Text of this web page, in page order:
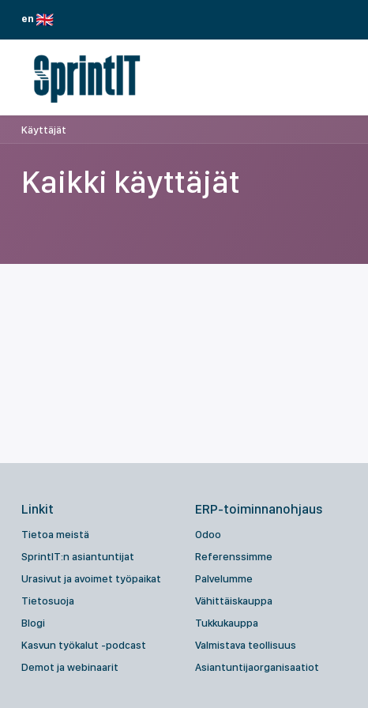
en
Käyttäjät
Kaikki käyttäjät
Linkit
Tietoa meistä
SprintIT:n asiantuntijat
Urasivut ja avoimet työpaikat
Tietosuoja
Blogi
Kasvun työkalut -podcast
Demot ja webinaarit
ERP-toiminnanohjaus
Odoo
Referenssimme
Palvelumme
Vähittäiskauppa
Tukkukauppa
Valmistava teollisuus
Asiantuntijaorganisaatiot